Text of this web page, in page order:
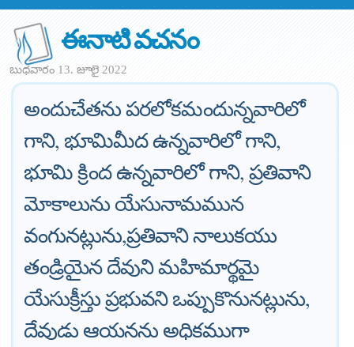
ఈనాటి వచనం
బుధవారం 13. జూలై 2022
అందుచేతను పరలోకమందున్నవారిలో
గాని, భూమిమీద ఉన్నవారిలో గాని,
భూమి క్రింద ఉన్నవారిలో గాని, ప్రతివాని
మోకాలును యేసునామమున
వంగునట్లును,ప్రతివాని నాలుకయు
తండ్రియైన దేవుని మహిమార్థమై
యేసుక్రీస్తు ప్రభువని ఒప్పుకొనునట్లును,
దేవుడు ఆయనను అధికముగా